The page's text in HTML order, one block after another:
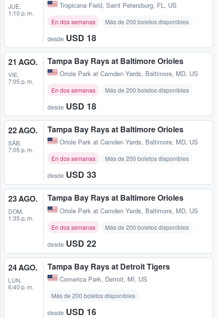
JUE.
1:10 p. m.
Tropicana Field, Saint Petersburg, FL, US
En dos semanas Más de 200 boletos disponibles
desde USD 18
21 AGO.
VIE.
7:05 p. m.
Tampa Bay Rays at Baltimore Orioles
Oriole Park at Camden Yards, Baltimore, MD, US
En dos semanas Más de 200 boletos disponibles
desde USD 18
22 AGO.
SÁB.
7:05 p. m.
Tampa Bay Rays at Baltimore Orioles
Oriole Park at Camden Yards, Baltimore, MD, US
En dos semanas Más de 200 boletos disponibles
desde USD 33
23 AGO.
DOM.
1:35 p. m.
Tampa Bay Rays at Baltimore Orioles
Oriole Park at Camden Yards, Baltimore, MD, US
En dos semanas Más de 200 boletos disponibles
desde USD 22
24 AGO.
LUN.
6:40 p. m.
Tampa Bay Rays at Detroit Tigers
Comerica Park, Detroit, MI, US
Más de 200 boletos disponibles
desde USD 16